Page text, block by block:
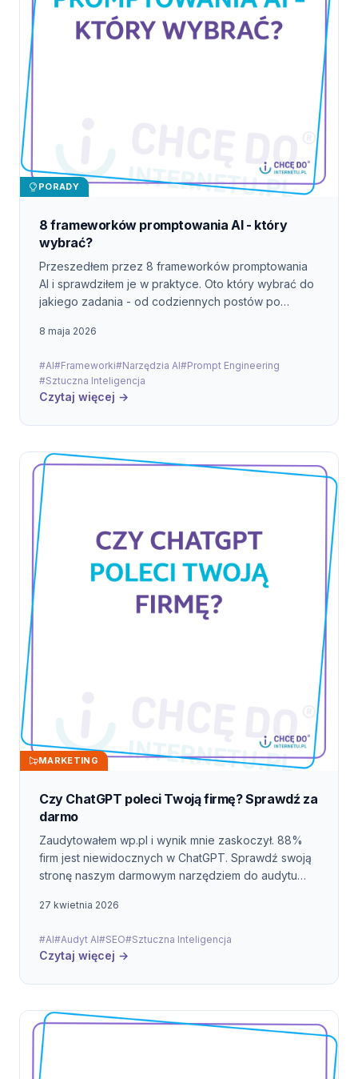
PORADY
8 frameworków promptowania AI - który
wybrać?
Przeszedłem przez 8 frameworków promptowania
AI i sprawdziłem je w praktyce. Oto który wybrać do
jakiego zadania - od codziennych postów po
8 maja 2026
#AI#Frameworki#Narzędzia AI#Prompt Engineering
#Sztuczna Inteligencja
Czytaj więcej →
MARKETING
Czy ChatGPT poleci Twoją firmę? Sprawdź za
darmo
Zaudytowałem wp.pl i wynik mnie zaskoczył. 88%
firm jest niewidocznych w ChatGPT. Sprawdź swoją
stronę naszym darmowym narzędziem do audytu
27 kwietnia 2026
#AI#Audyt AI#SEO#Sztuczna Inteligencja
Czytaj więcej →